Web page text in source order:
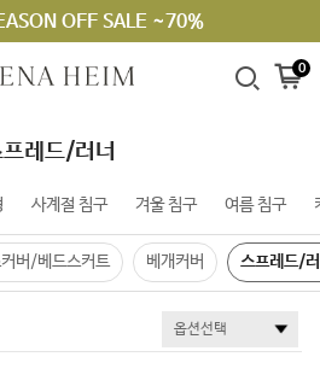
OFF SALE ~70%
킹 구매 안내
0
레드/러너
사계절 침구 겨울 침구 여름 침구
버/베드스커트 베개커버 스프레드/